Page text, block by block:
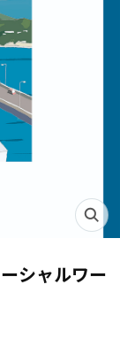
シャルワー